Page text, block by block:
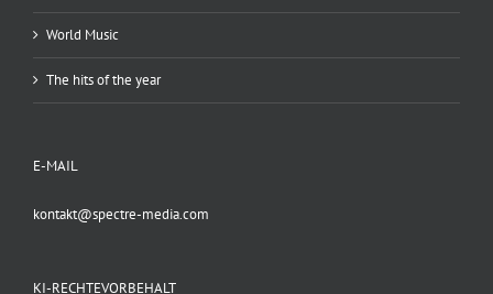
World Music
The hits of the year
E-MAIL
kontakt@spectre-media.com
KI-RECHTEVORBEHALT